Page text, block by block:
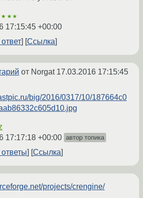
17:15:45 +00:00
Ссылка
от Norgat 17.03.2016 17:15:45
big/2016/0317/10/187664c0
17:17:18 +00:00 автор топика
Ссылка
projects/crengine/